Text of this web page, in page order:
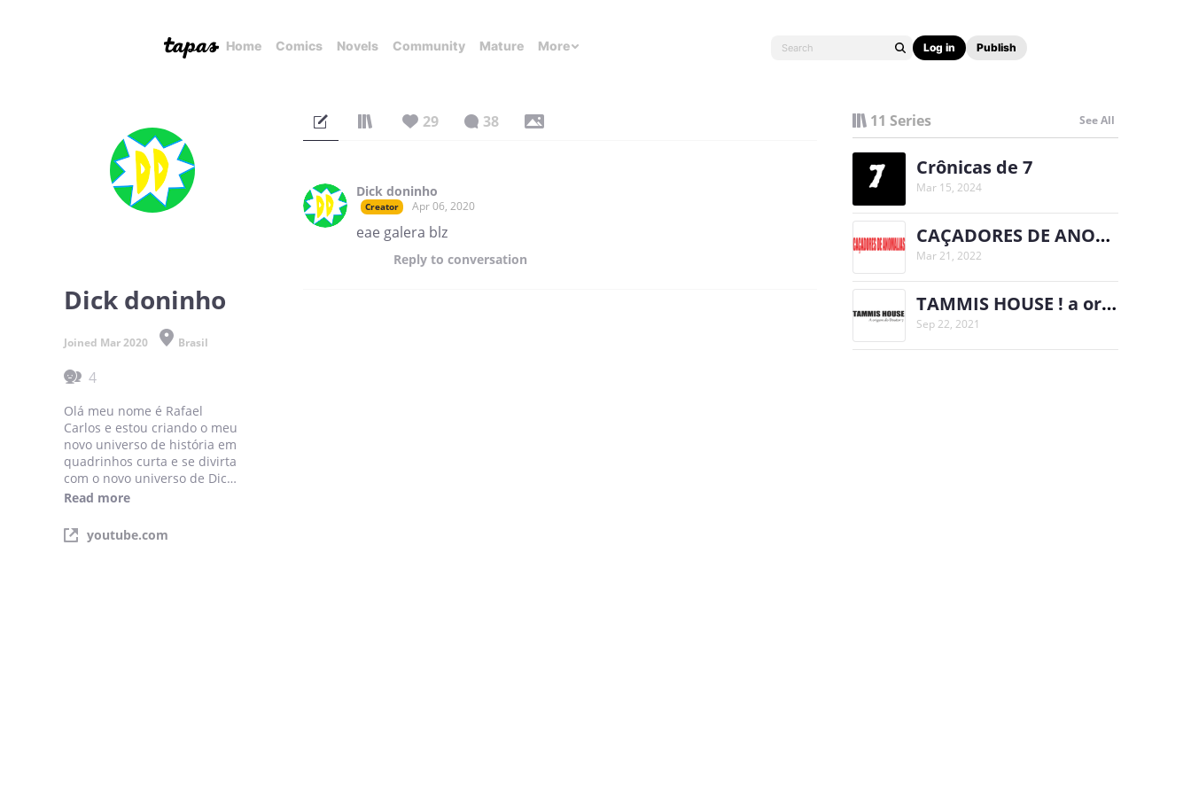
Home Comics Novels Community Mature More Log in Publish
Dick doninho
Joined Mar 2020 Brasil
4
Olá meu nome é Rafael
Carlos e estou criando o meu
novo universo de história em
quadrinhos curta e se divirta
com o novo universo de Dick
doninho
Twitter :Confira Rafael Carlos
(@DickDoninho):
Read more
youtube.com
29 38
Dick doninho
Creator Apr 06, 2020
eae galera blz
Reply to conversation
11 Series See All
Crônicas de 7
Mar 15, 2024
CAÇADORES DE ANOMALIAS!!
Mar 21, 2022
TAMMIS HOUSE ! a origem de 7
Sep 22, 2021